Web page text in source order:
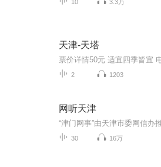
10 3.3万
天津-天塔
2 1203
网听天津
30 16万